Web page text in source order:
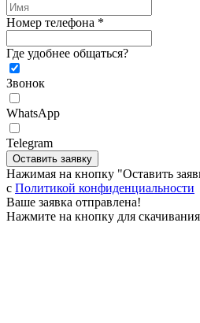
Номер телефона *
Где удобнее общаться?
Звонок
WhatsApp
Telegram
Оставить заявку
Нажимая на кнопку "Оставить
c Политикой конфиденциальности
Ваше заявка отправлена!
Нажмите на кнопку для